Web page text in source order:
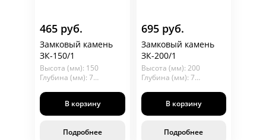
465 руб.
Замковый камень
ЗК-150/1
Высота (мм): 150
Глубина (мм): 70
В корзину
Подробнее
695 руб.
Замковый камень
ЗК-200/1
Высота (мм): 200
Глубина (мм): 70
В корзину
Подробнее